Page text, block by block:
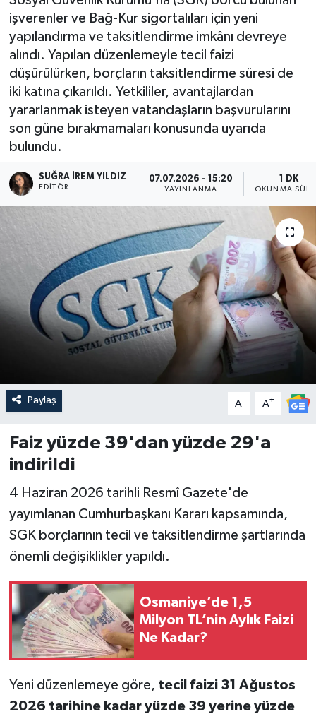
işverenler ve Bağ-Kur sigortalıları için yeni
yapılandırma ve taksitlendirme imkânı devreye
alındı. Yapılan düzenlemeyle tecil faizi
düşürülürken, borçların taksitlendirme süresi de
iki katına çıkarıldı. Yetkililer, avantajlardan
yararlanmak isteyen vatandaşların başvurularını
son güne bırakmamaları konusunda uyarıda
bulundu.
SUĞRA İREM YILDIZ
EDITÖR
07.07.2026 - 15:20
YAYINLANMA
1 DK
OKUNMA
Paylaş A- A+
Faiz yüzde 39'dan yüzde 29'a
indirildi
4 Haziran 2026 tarihli Resmî Gazete'de
yayımlanan Cumhurbaşkanı Kararı kapsamında,
SGK borçlarının tecil ve taksitlendirme şartlarında
önemli değişiklikler yapıldı.
Osmaniye’de 1,5
Milyon TL’nin Aylık Faizi
Ne Kadar?
Yeni düzenlemeye göre, tecil faizi 31 Ağustos
2026 tarihine kadar yüzde 39 yerine yüzde